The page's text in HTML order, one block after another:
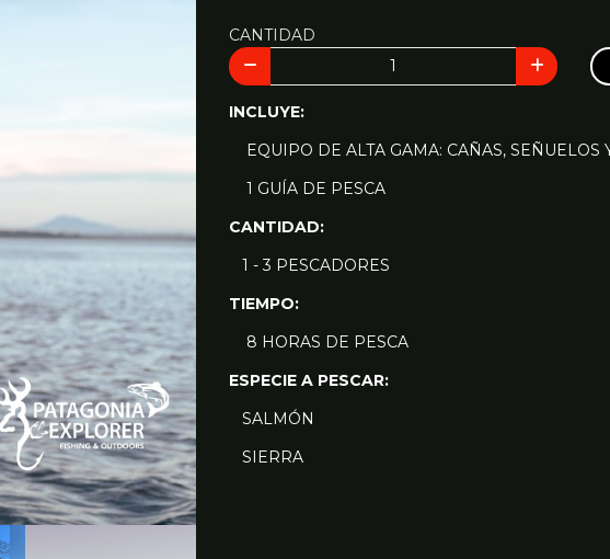
CANTIDAD
INCLUYE:
EQUIPO DE ALTA GAMA: CAÑAS, SEÑUELOS
1 GUÍA DE PESCA
CANTIDAD:
1 - 3 PESCADORES
TIEMPO:
8 HORAS DE PESCA
ESPECIE A PESCAR:
SALMÓN
SIERRA